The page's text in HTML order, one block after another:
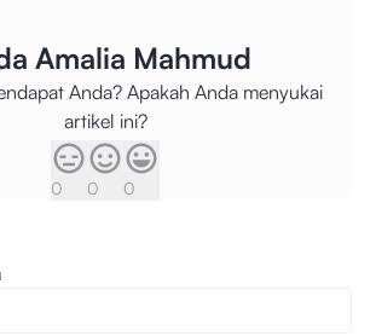
Amalia Mahmud
Anda? Apakah Anda menyukai
artikel ini?
0 0 0